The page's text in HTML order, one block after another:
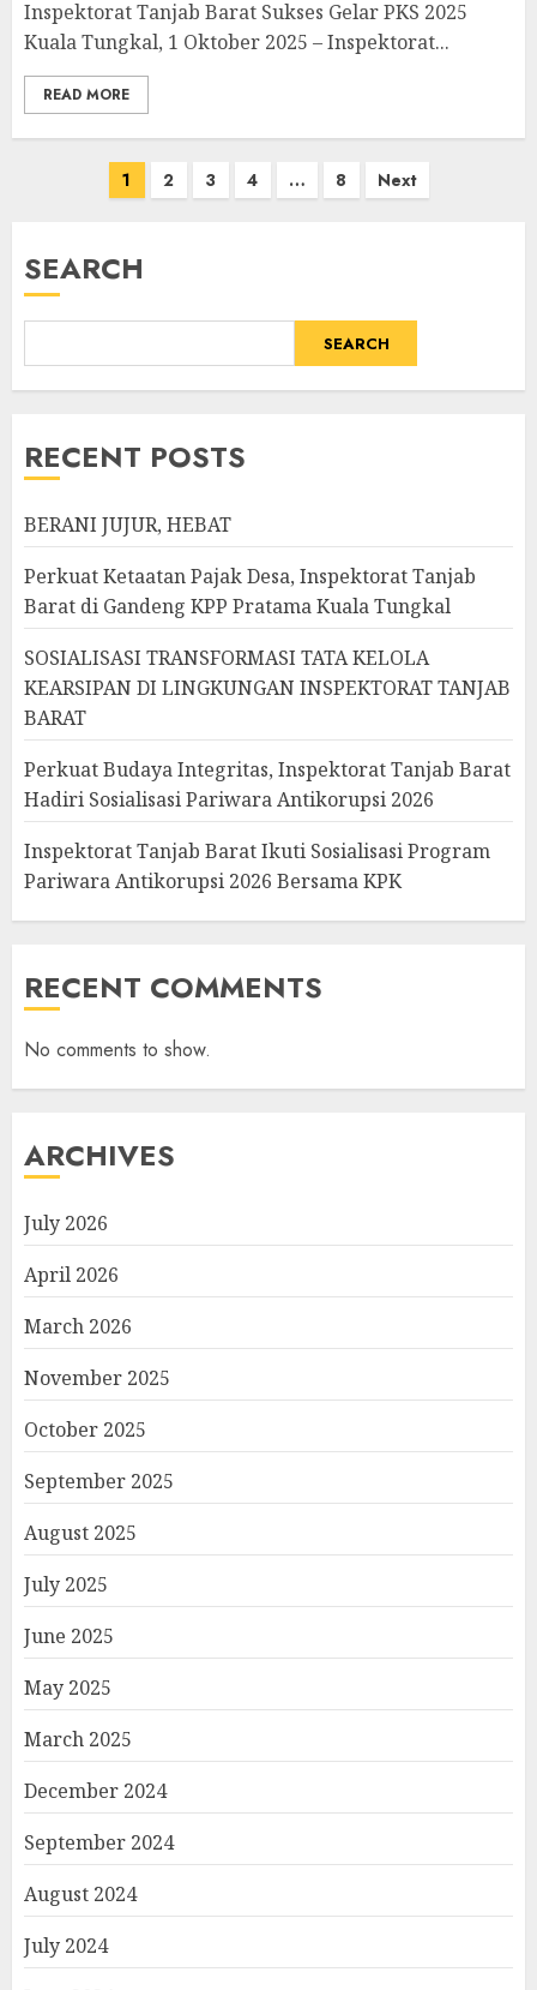
Inspektorat Tanjab Barat Sukses Gelar PKS 2025
Kuala Tungkal, 1 Oktober 2025 – Inspektorat...
READ MORE
1 2 3 4 … 8 Next
SEARCH
SEARCH
RECENT POSTS
BERANI JUJUR, HEBAT
Perkuat Ketaatan Pajak Desa, Inspektorat Tanjab
Barat di Gandeng KPP Pratama Kuala Tungkal
SOSIALISASI TRANSFORMASI TATA KELOLA
KEARSIPAN DI LINGKUNGAN INSPEKTORAT TANJAB
BARAT
Perkuat Budaya Integritas, Inspektorat Tanjab Barat
Hadiri Sosialisasi Pariwara Antikorupsi 2026
Inspektorat Tanjab Barat Ikuti Sosialisasi Program
Pariwara Antikorupsi 2026 Bersama KPK
RECENT COMMENTS
No comments to show.
ARCHIVES
July 2026
April 2026
March 2026
November 2025
October 2025
September 2025
August 2025
July 2025
June 2025
May 2025
March 2025
December 2024
September 2024
August 2024
July 2024